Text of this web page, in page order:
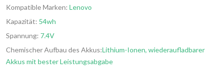
Kompatible Marken: Lenovo
Kapazität: 54wh
Spannung: 7.4V
Chemischer Aufbau des Akkus:Lithium-Ionen, wiederaufladbarer
Akkus mit bester Leistungsabgabe